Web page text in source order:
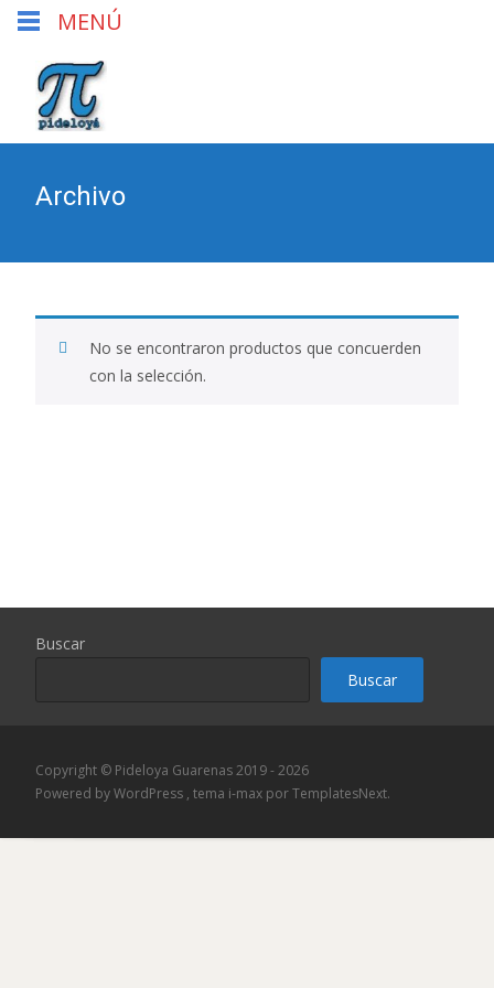
Archivo
No se encontraron productos que concuerden
con la selección.
Buscar
Buscar
Copyright © Pideloya Guarenas 2019 - 2026
Powered by WordPress , tema i-max por TemplatesNext.
MENÚ